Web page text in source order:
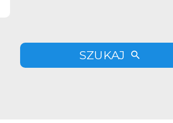
SZUKAJ